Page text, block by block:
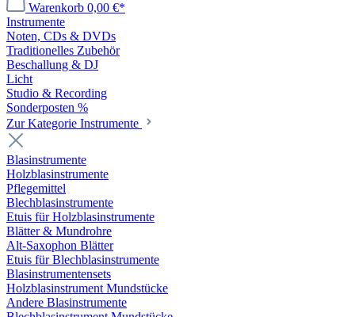
Warenkorb 0,00 €*
Instrumente
Noten, CDs & DVDs
Traditionelles Zubehör
Beschallung & DJ
Licht
Studio & Recording
Sonderposten %
Zur Kategorie Instrumente
Blasinstrumente
Holzblasinstrumente
Pflegemittel
Blechblasinstrumente
Etuis für Holzblasinstrumente
Blätter & Mundrohre
Alt-Saxophon Blätter
Etuis für Blechblasinstrumente
Blasinstrumentensets
Holzblasinstrument Mundstücke
Andere Blasinstrumente